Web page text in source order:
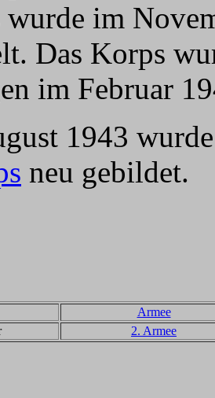
wurde im
Das Korps
im Februar
1943
neu gebildet.
Armee
2. Armee